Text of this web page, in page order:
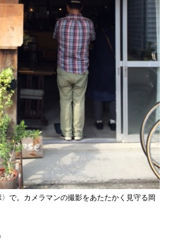
で。カメラマンの撮影をあたたかく見守る岡